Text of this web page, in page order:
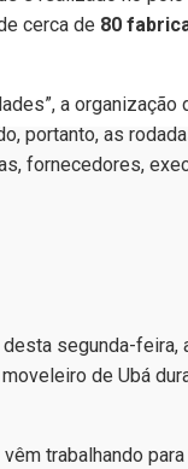
cerca de 80
a organização
portanto, as
fornecedores,
segunda-feira,
de Ubá
trabalhando